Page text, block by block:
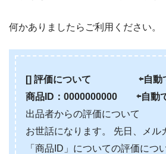
何かありましたらご利用ください。
[] 評価について ⇦自動で
商品ID：0000000000 ⇦自動
出品者からの評価について
お世話になります。 先日、メル
「商品ID」についての評価につ